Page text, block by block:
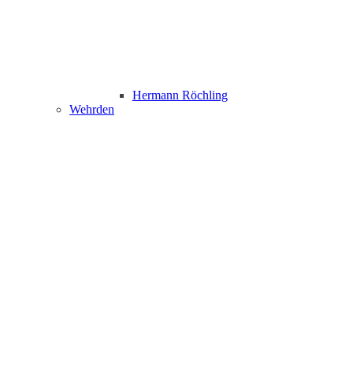
Hermann Röchling
Wehrden